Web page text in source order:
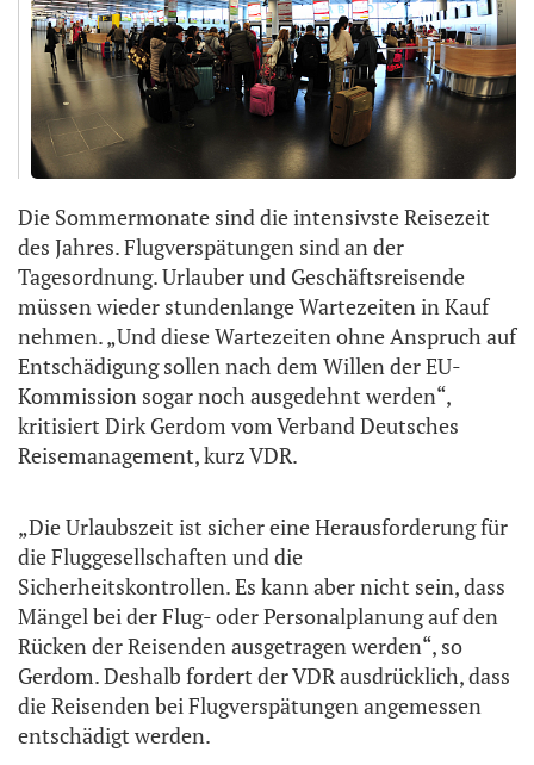
Die Sommermonate sind die intensivste Reisezeit
des Jahres. Flugverspätungen sind an der
Tagesordnung. Urlauber und Geschäftsreisende
müssen wieder stundenlange Wartezeiten in Kauf
nehmen. „Und diese Wartezeiten ohne Anspruch auf
Entschädigung sollen nach dem Willen der EU-
Kommission sogar noch ausgedehnt werden“,
kritisiert Dirk Gerdom vom Verband Deutsches
Reisemanagement, kurz VDR.
„Die Urlaubszeit ist sicher eine Herausforderung für
die Fluggesellschaften und die
Sicherheitskontrollen. Es kann aber nicht sein, dass
Mängel bei der Flug- oder Personalplanung auf den
Rücken der Reisenden ausgetragen werden“, so
Gerdom. Deshalb fordert der VDR ausdrücklich, dass
die Reisenden bei Flugverspätungen angemessen
entschädigt werden.